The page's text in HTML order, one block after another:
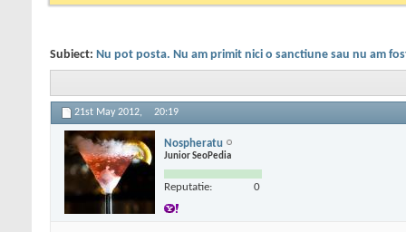
Subiect: Nu pot posta. Nu am primit nici o sanctiune sau nu am
21st May 2012, 20:19
Nospheratu
Junior SeoPedia
Reputatie: 0